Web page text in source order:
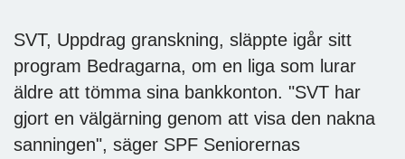
SVT, Uppdrag granskning, släppte igår sitt
program Bedragarna, om en liga som lurar
äldre att tömma sina bankkonton. "SVT har
gjort en välgärning genom att visa den nakna
sanningen", säger SPF Seniorernas